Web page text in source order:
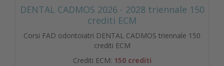
DENTAL CADMOS 2026 - 2028 triennale 150
crediti ECM
Corsi FAD odontoiatri DENTAL CADMOS triennale 150
crediti ECM
Crediti ECM: 150 crediti